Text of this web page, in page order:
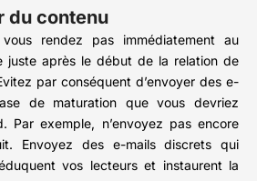
du contenu
rendez pas immédiatement au
juste après le début de la relation de
par conséquent d’envoyer des e-
de maturation que vous devriez
Par exemple, n’envoyez pas encore
Envoyez des e-mails discrets qui
vos lecteurs et instaurent la